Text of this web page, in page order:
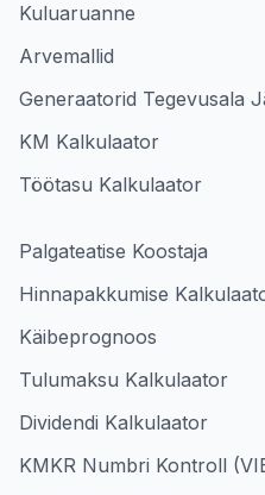
Kuluaruanne
Arvemallid
Generaatorid Tegevusala
KM Kalkulaator
Töötasu Kalkulaator
Palgateatise Koostaja
Hinnapakkumise
Käibeprognoos
Tulumaksu Kalkulaator
Dividendi Kalkulaator
KMKR Numbri Kontroll